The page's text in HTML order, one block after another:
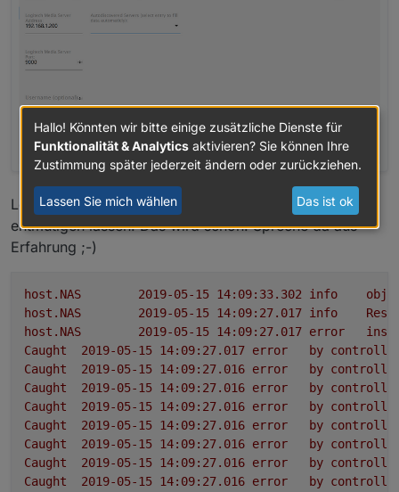
Leider geht der Prozess gleich auf die Bretter. Nicht
entmutigen lassen. Das wird schon. Spreche da aus
Erfahrung ;-)
host.NAS info
host.NAS
info
host.NAS
error
Caught
error by
Caught
error by
Caught
error by
Caught
error by
Caught
error by
Caught
error by
Caught
error by
Caught
error by
Hallo! Könnten wir bitte einige zusätzliche Dienste für
Funktionalität & Analytics aktivieren? Sie können Ihre
Zustimmung später jederzeit ändern oder zurückziehen.
Lassen Sie mich wählen Das ist ok